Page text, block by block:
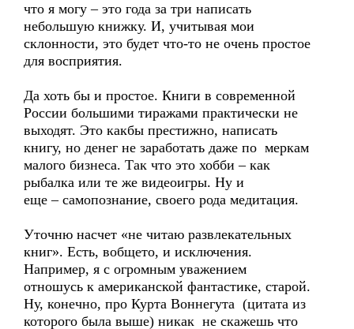
что я могу – это года за три написать
небольшую книжку. И, учитывая мои
склонности, это будет что-то не очень простое
для восприятия.
Да хоть бы и простое. Книги в современной
России большими тиражами практически не
выходят. Это какбы престижно, написать
книгу, но денег не заработать даже по меркам
малого бизнеса. Так что это хобби – как
рыбалка или те же видеоигры. Ну и
еще – самопознание, своего рода медитация.
Уточню насчет «не читаю развлекательных
книг». Есть, вобщето, и исключения.
Например, я с огромным уважением
отношусь к американской фантастике, старой.
Ну, конечно, про Курта Воннегута (цитата из
которого была выше) никак не скажешь что